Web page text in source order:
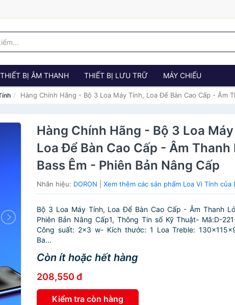
THIẾT BỊ ÂM THANH THIẾT BỊ LƯU TRỮ MÁY CHIẾU
Hàng Chính Hãng - Bộ 3 Loa Máy Tính, Loa Để Bàn Cao Cấp - Âm
Hàng Chính Hãng - Bộ 3 Loa
Loa Để Bàn Cao Cấp - Âm Thanh
Bass Êm - Phiên Bản Nâng Cấp
Nhãn hiệu: DORON |Xem thêm các sản phẩm Loa Vi Tính của
Bộ 3 Loa Máy Tính, Loa Để Bàn Cao Cấp - Âm Thanh
Phiên Bản Nâng Cấp1, Thông Tin số Kỹ Thuật- Mã:D-
Công suất: 2x3 w- Kích thước: 1 Loa Treble:
Ba...
Còn ít hoặc hết hàng
208,550 đ
Kiểm tra còn hàng